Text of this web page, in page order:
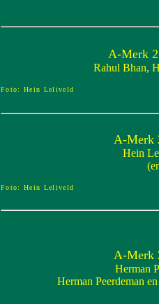
A-Merk 2
Rahul Bhan,
Foto: Hein Leliveld
A-Merk
Hein
Foto: Hein Leliveld
A-Merk
Herman
Herman Peerdeman